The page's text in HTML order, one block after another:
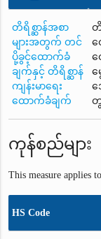
တိရိစ္ဆာန်အစာ
များအတွက် တင်
ပို့ခွင့်ထောက်ခံ
ချက်နှင့် တိရိစ္ဆာန်
ကျန်းမာရေး
ထောက်ခံချက်
တိ
ထ
ထ
မွ
အ
တွ
ကုန်စည်များ
This measure applies
HS Code